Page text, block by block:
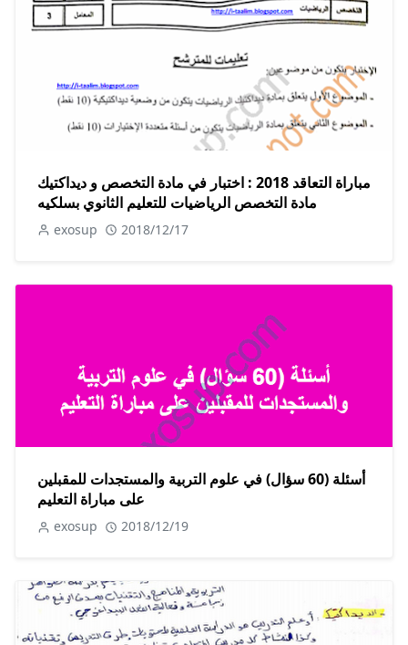
مباراة التعاقد 2018 : اختبار في مادة التخصص و ديداكتيك
مادة التخصص الرياضيات للتعليم الثانوي بسلكيه
exosup 2018/12/17
أسئلة (60 سؤال) في علوم التربية والمستجدات للمقبلين
على مباراة التعليم
exosup 2018/12/19